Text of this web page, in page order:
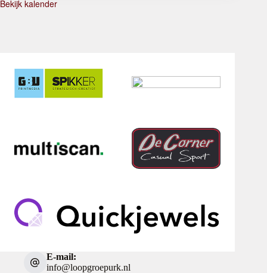
Bekijk kalender
E-mail:
info@loopgroepurk.nl